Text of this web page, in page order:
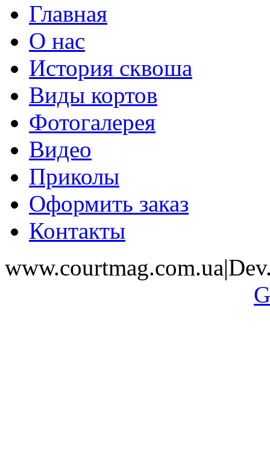
Главная
О нас
История сквоша
Виды кортов
Фотогалерея
Видео
Приколы
Оформить заказ
Контакты